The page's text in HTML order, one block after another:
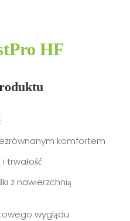
HF
komfortem
trwałość
z nawierzchnią
wyglądu